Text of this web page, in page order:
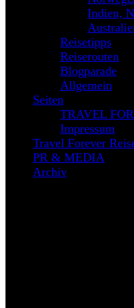
Indien,
Reisetipps
Reiserouten
Blogparade
Allgemein
Seiten
TRAVEL
Impressum
Travel Forever
PR & MEDIA
Archiv